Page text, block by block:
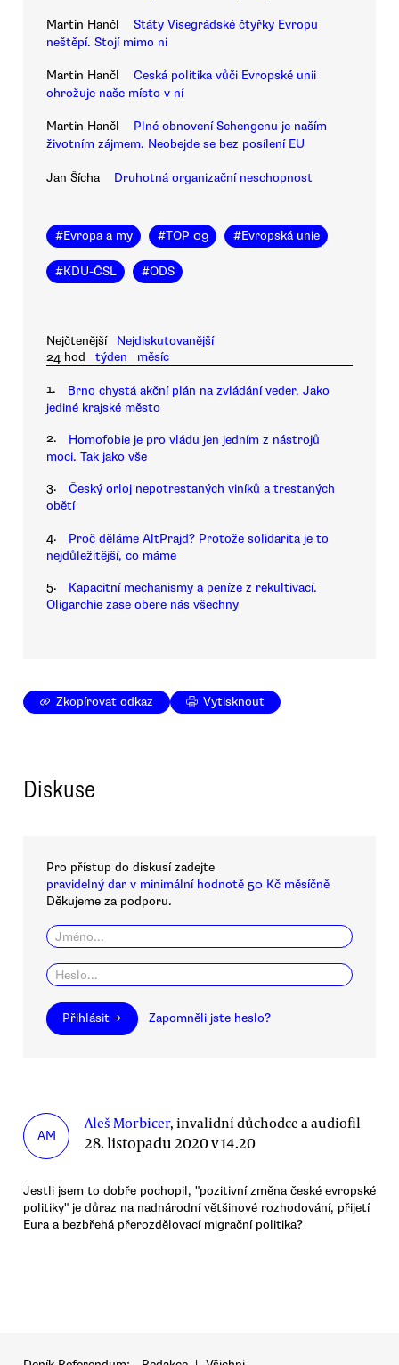
Martin Hančl
Státy Visegrádské čtyřky Evropu
neštěpí. Stojí mimo ni
Martin Hančl
Česká politika vůči Evropské unii
ohrožuje naše místo v ní
Martin Hančl
Plné obnovení Schengenu je naším
životním zájmem. Neobejde se bez posílení EU
Jan Šícha Druhotná organizační neschopnost
#Evropa a my #TOP 09 #Evropská unie
#KDU-ČSL #ODS
Nejčtenější
Nejdiskutovanější
24 hod
týden měsíc
1.
Brno chystá akční plán na zvládání veder. Jako
jediné krajské město
2.
Homofobie je pro vládu jen jedním z nástrojů
moci. Tak jako vše
3.
Český orloj nepotrestaných viníků a trestaných
obětí
4.
Proč děláme AltPrajd? Protože solidarita je to
nejdůležitější, co máme
5.
Kapacitní mechanismy a peníze z rekultivací.
Oligarchie zase obere nás všechny
Zkopírovat odkaz Vytisknout
Diskuse
Pro přístup do diskusí zadejte
pravidelný dar v minimální hodnotě 50 Kč měsíčně
Děkujeme za podporu.
Přihlásit → Zapomněli jste heslo?
AM
Aleš Morbicer, invalidní důchodce a audiofil
28. listopadu 2020 v 14.20
Jestli jsem to dobře pochopil, "pozitivní změna české evropské
politiky" je důraz na nadnárodní většinové rozhodování, přijetí
Eura a bezbřehá přerozdělovací migrační politika?